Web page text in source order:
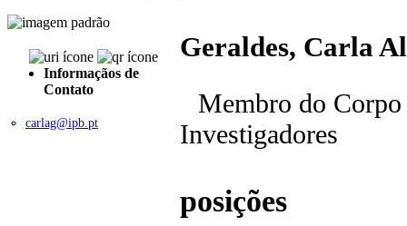
Informaçãos de
Contato
carlag@ipb.pt
Geraldes, Carla
Membro do Corpo
Investigadores
posições